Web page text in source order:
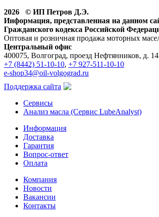
2026 © ИП Петров Д.Э.
Информация, представленная на данном
Гражданского кодекса Российской
Оптовая и розничная продажа моторных
Центральный офис
400075, Волгоград, проезд Нефтянников, д. 14
+7 (8442) 51-10-10, +7 927-511-10-10
e-shop34@oil-volgograd.ru
Поддержка сайта
Сервисы
Анализ масла (Сервис LubeAnalyst)
Информация
Доставка
Гарантия
Вопрос-ответ
Оплата
Компания
Новости
Вакансии
Контакты